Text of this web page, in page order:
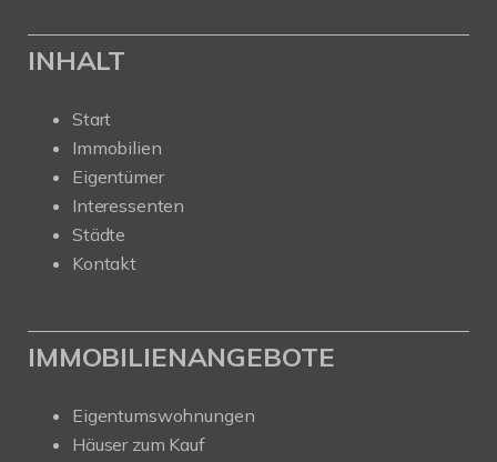
INHALT
Start
Immobilien
Eigentümer
Interessenten
Städte
Kontakt
IMMOBILIENANGEBOTE
Eigentumswohnungen
Häuser zum Kauf